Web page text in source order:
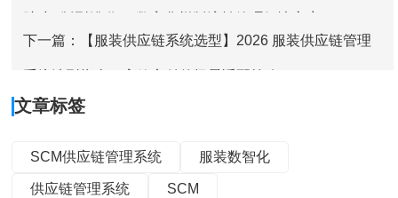
下一篇：【服装供应链系统选型】2026 服装供应链管理
文章标签
SCM供应链管理系统 服装数智化
供应链管理系统 SCM